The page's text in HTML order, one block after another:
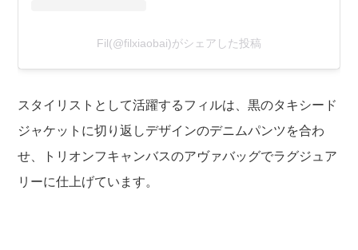
Fil(@filxiaobai)がシェアした投稿
スタイリストとして活躍するフィルは、黒のタキシード
ジャケットに切り返しデザインのデニムパンツを合わ
せ、トリオンフキャンバスのアヴァバッグでラグジュア
リーに仕上げています。